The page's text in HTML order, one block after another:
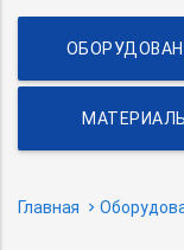
Главная